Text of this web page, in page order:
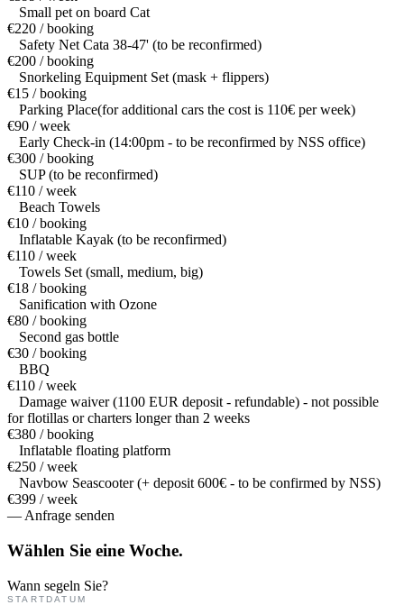
Small pet on board Cat
€220 / booking
Safety Net Cata 38-47' (to be reconfirmed)
€200 / booking
Snorkeling Equipment Set (mask + flippers)
€15 / booking
Parking Place(for additional cars the cost is 110€ per week)
€90 / week
Early Check-in (14:00pm - to be reconfirmed by NSS office)
€300 / booking
SUP (to be reconfirmed)
€110 / week
Beach Towels
€10 / booking
Inflatable Kayak (to be reconfirmed)
€110 / week
Towels Set (small, medium, big)
€18 / booking
Sanification with Ozone
€80 / booking
Second gas bottle
€30 / booking
BBQ
€110 / week
Damage waiver (1100 EUR deposit - refundable) - not possible
for flotillas or charters longer than 2 weeks
€380 / booking
Inflatable floating platform
€250 / week
Navbow Seascooter (+ deposit 600€ - to be confirmed by NSS)
€399 / week
— Anfrage senden
Wählen Sie eine Woche.
Wann segeln Sie?
STARTDATUM